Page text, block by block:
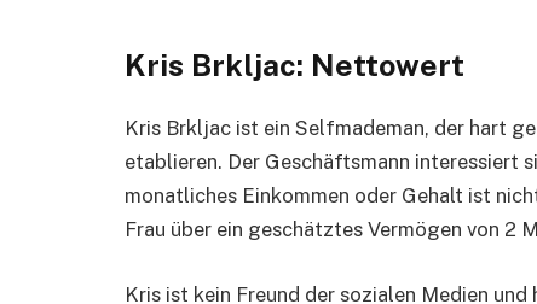
Kris Brkljac: Nettowert
Kris Brkljac ist ein Selfmademan, der hart
etablieren. Der Geschäftsmann interessiert
monatliches Einkommen oder Gehalt ist
Frau über ein geschätztes Vermögen von 2
Kris ist kein Freund der sozialen Medien